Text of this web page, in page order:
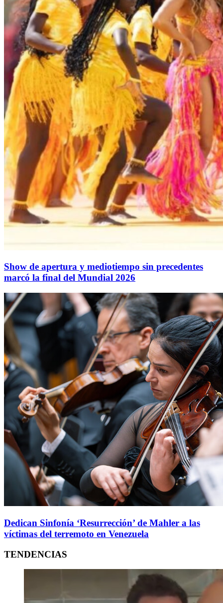
Show de apertura y mediotiempo sin precedentes
marcó la final del Mundial 2026
Dedican Sinfonía ‘Resurrección’ de Mahler a las
víctimas del terremoto en Venezuela
TENDENCIAS